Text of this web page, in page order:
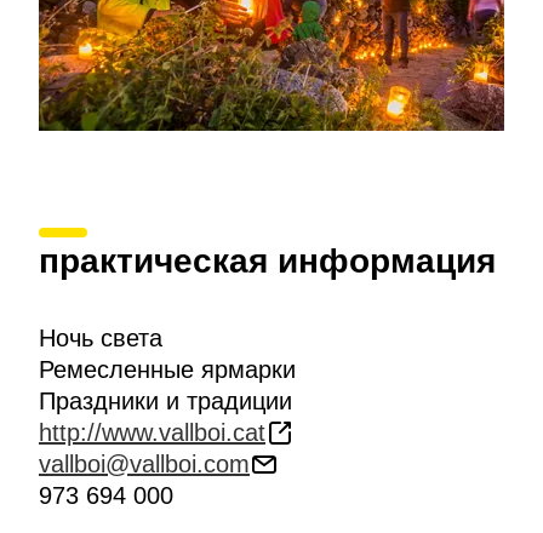
практическая информация
Ночь света
Ремесленные ярмарки
Праздники и традиции
http://www.vallboi.cat
vallboi@vallboi.com
973 694 000